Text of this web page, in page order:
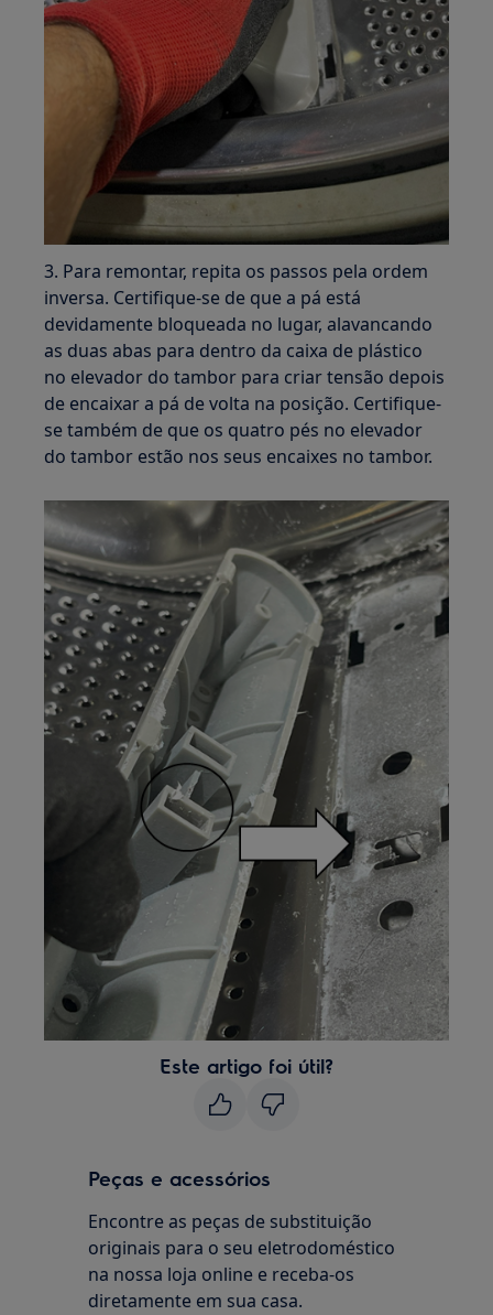
3. Para remontar, repita os passos pela ordem
inversa. Certifique-se de que a pá está
devidamente bloqueada no lugar, alavancando
as duas abas para dentro da caixa de plástico
no elevador do tambor para criar tensão depois
de encaixar a pá de volta na posição. Certifique-
se também de que os quatro pés no elevador
do tambor estão nos seus encaixes no tambor.
Este artigo foi útil?
Peças e acessórios
Encontre as peças de substituição
originais para o seu eletrodoméstico
na nossa loja online e receba-os
diretamente em sua casa.